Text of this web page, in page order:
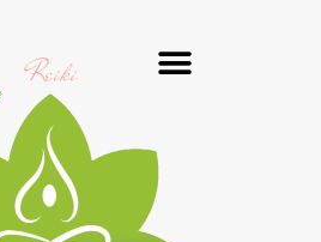
Reiki